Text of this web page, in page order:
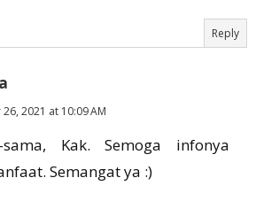
Reply
2021 at 10:09 AM
sama, Kak. Semoga infonya
Semangat ya :)